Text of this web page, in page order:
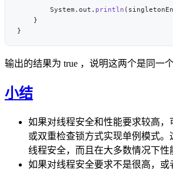
        System.out.
println
输出的结果为 true ，说明这两个是同一个
小结
如果对线程安全和性能要求较高，
或双重检查锁方式实现单例模式。
线程安全，而且在大多数情况下性
如果对线程安全要求不是很高，或